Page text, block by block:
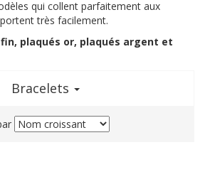
qui collent parfaitement aux
très facilement.
fin, plaqués or, plaqués argent et
Bracelets